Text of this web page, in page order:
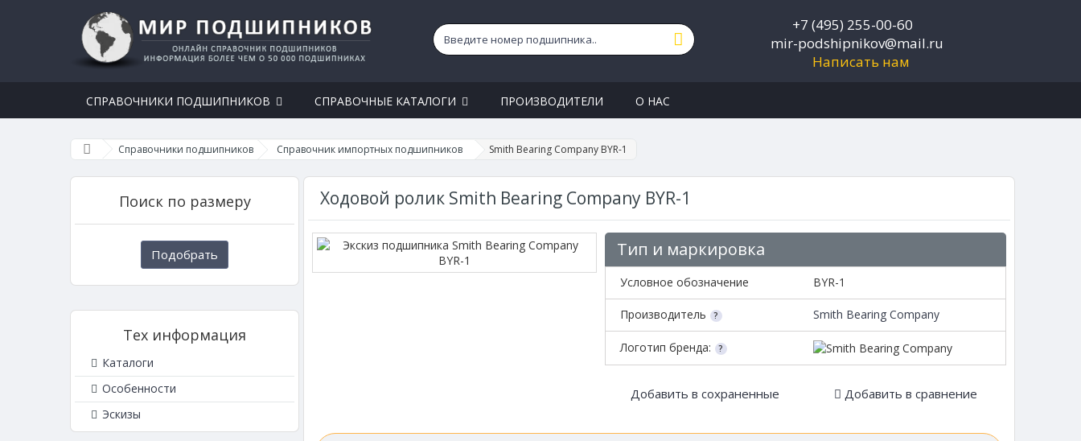
+7 (495) 255-00-60
mir-podshipnikov@mail.ru
Написать нам
СПРАВОЧНИКИ ПОДШИПНИКОВ СПРАВОЧНЫЕ КАТАЛОГИ ПРОИЗВОДИТЕЛИ О НАС
Справочники подшипников Справочник импортных подшипников Smith Bearing Company BYR-1
Поиск по размеру
Подобрать
Тех информация
Каталоги
Особенности
Эскизы
Ходовой ролик Smith Bearing Company BYR-1
Тип и маркировка
Условное обозначение BYR-1
Производитель Smith Bearing Company
Логотип бренда:
Добавить в сохраненные Добавить в сравнение